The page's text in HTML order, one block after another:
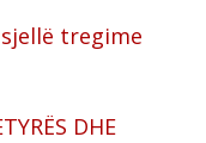
tregime
DHE